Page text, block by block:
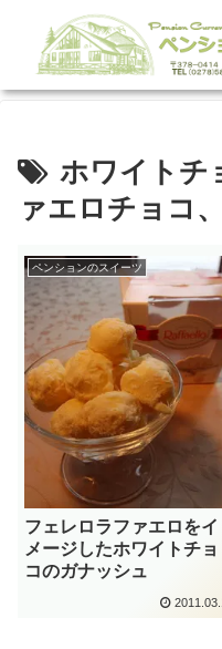
ホワイトチ
ァエロチョコ
ペンションのスイーツ
フェレロラファエロをイ
メージしたホワイトチョ
コのガナッシュ